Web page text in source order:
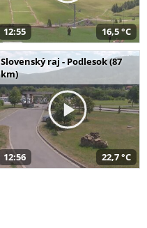
12:55 16,5 °C
Slovenský raj - Podlesok (87
km)
12:56 22,7 °C